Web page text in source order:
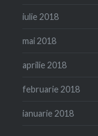
iulie 2018
mai 2018
aprilie 2018
februarie 2018
ianuarie 2018